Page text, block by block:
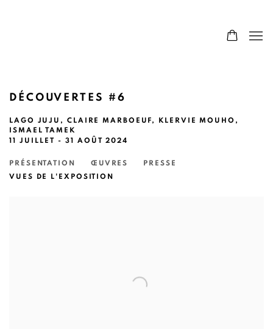
DÉCOUVERTES #6
LAGO JUJU, CLAIRE MARBOEUF, KLERVIE MOUHO,
ISMAEL TAMEK
11 JUILLET - 31 AOÛT 2024
PRÉSENTATION ŒUVRES
PRESSE
VUES DE L'EXPOSITION